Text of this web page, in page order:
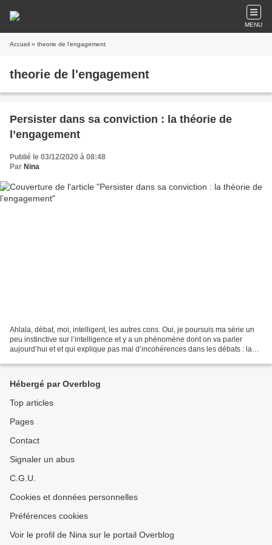
MENU
Accueil » theorie de l'engagement
theorie de l'engagement
Persister dans sa conviction : la théorie de
l’engagement
Publié le 03/12/2020 à 08:48
Par Nina
Ahlala, débat, moi, intelligent, les autres cons. Oui, je poursuis ma série un
peu instinctive sur l’intelligence et y a un phénomène dont on va parler
aujourd’hui et et qui explique pas mal d’incohérences dans les débats : la
Hébergé par Overblog
Top articles
Pages
Contact
Signaler un abus
C.G.U.
Cookies et données personnelles
Préférences cookies
Voir le profil de Nina sur le portail Overblog